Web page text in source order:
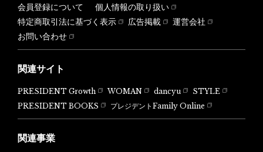
会員登録について
個人情報の取り扱い
特定商取引法に基づく表示
広告掲載
運営会社
お問い合わせ
関連サイト
PRESIDENT Growth WOMAN dancyu
STYLE
PRESIDENT BOOKS
プレジデントFamily Online
関連事業